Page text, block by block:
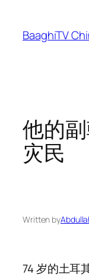
content
BaaghiTV
他的
灾民
Written by
74 岁的土耳